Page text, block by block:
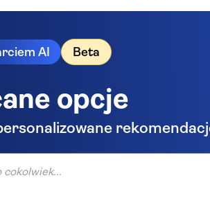
Rooms and Apartments
AI Beta
opcje